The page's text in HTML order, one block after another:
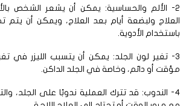
2- الألم والحساسية: يمكن أن يشعر الشخص بالألم
ولبضعة أيام بعد العلاج، ويمكن أن يتم
الأدوية.
3- تغير لون الجلد: يمكن أن يتسبب الليزر في
أو دائم، وخاصة في الجلد الداكن.
4- الندوب: قد تترك العملية ندوبًا على الجلد،